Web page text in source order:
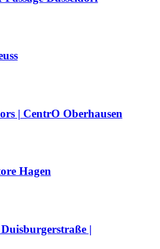
| CentrO Oberhausen
Hagen
|